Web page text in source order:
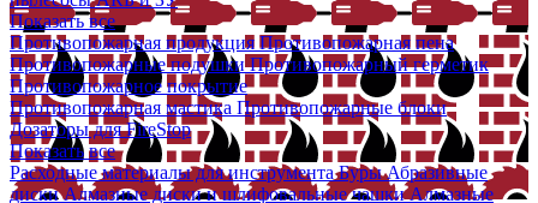
Показать все
Противопожарная продукция Противопожарная пена
Противопожарные подушкиПротивопожарный герметик
Противопожарное покрытие
Противопожарная мастика Противопожарные блоки
Дозаторы для FireStop
Показать все
Расходные материалы для инструментаБурыАбразивные
дискиАлмазные диски и шлифовальные чашкиАлмазные